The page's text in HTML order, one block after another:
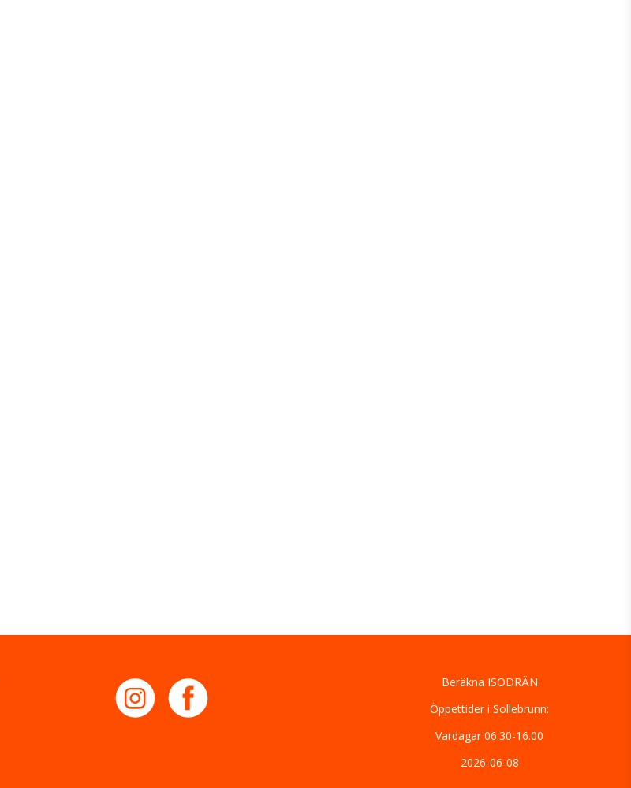
Beräkna ISODRÄN
Öppettider i Sollebrunn:
Vardagar 06.30-16.00
2026-06-08